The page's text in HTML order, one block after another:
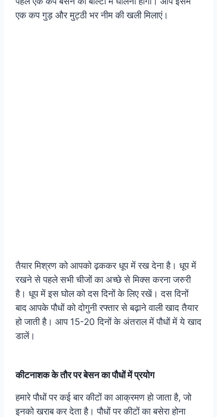
एक कप गुड़ और मुट्ठी भर नीम की खली मिलाएं।
तैयार मिश्रण को आपको ढ़ककर धूप में रख देना है। धूप में
रखने से पहले सभी चीजों का अच्छे से मिक्स करना जरुरी
है। धूप में इस घोल को दस दिनों के लिए रखें। दस दिनों
बाद आपके पौधों को दोगुनी रफ्तार से बढ़ाने वाली खाद तैयार
हो जाती है। आप 15-20 दिनों के अंतराल में पौधों में ये खाद
डालें।
कीटनाशक के तौर पर बेसन का पौधों में प्रयोग
हमारे पौधों पर कई बार कीटों का आक्रमण हो जाता है, जो
इनको खराब कर देता है। पौधों पर कीटों का बसेरा होना